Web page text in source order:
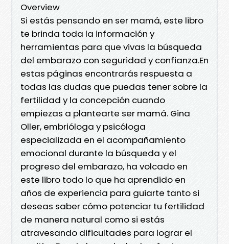
Overview
Si estás pensando en ser mamá, este libro
te brinda toda la información y
herramientas para que vivas la búsqueda
del embarazo con seguridad y confianza.En
estas páginas encontrarás respuesta a
todas las dudas que puedas tener sobre la
fertilidad y la concepción cuando
empiezas a plantearte ser mamá. Gina
Oller, embrióloga y psicóloga
especializada en el acompañamiento
emocional durante la búsqueda y el
progreso del embarazo, ha volcado en
este libro todo lo que ha aprendido en
años de experiencia para guiarte tanto si
deseas saber cómo potenciar tu fertilidad
de manera natural como si estás
atravesando dificultades para lograr el